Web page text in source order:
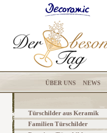
ÜBER UNS NEWS
Türschilder aus Keramik
Familien Türschilder